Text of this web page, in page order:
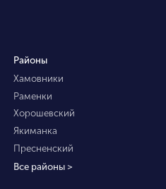
Районы
Хамовники
Раменки
Хорошевский
Якиманка
Пресненский
Все районы >